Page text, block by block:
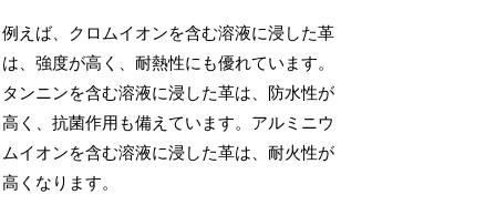
例えば、クロムイオンを含む溶液に浸した革
は、強度が高く、耐熱性にも優れています。
タンニンを含む溶液に浸した革は、防水性が
高く、抗菌作用も備えています。アルミニウ
ムイオンを含む溶液に浸した革は、耐火性が
高くなります。